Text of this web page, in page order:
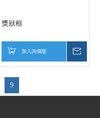
獎狀框
加入詢價籃
9